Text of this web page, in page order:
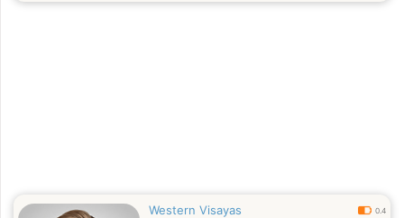
Western Visayas 0.4